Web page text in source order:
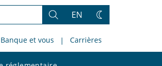
Rechercher
EN
Changez
thème
et vous Carrières